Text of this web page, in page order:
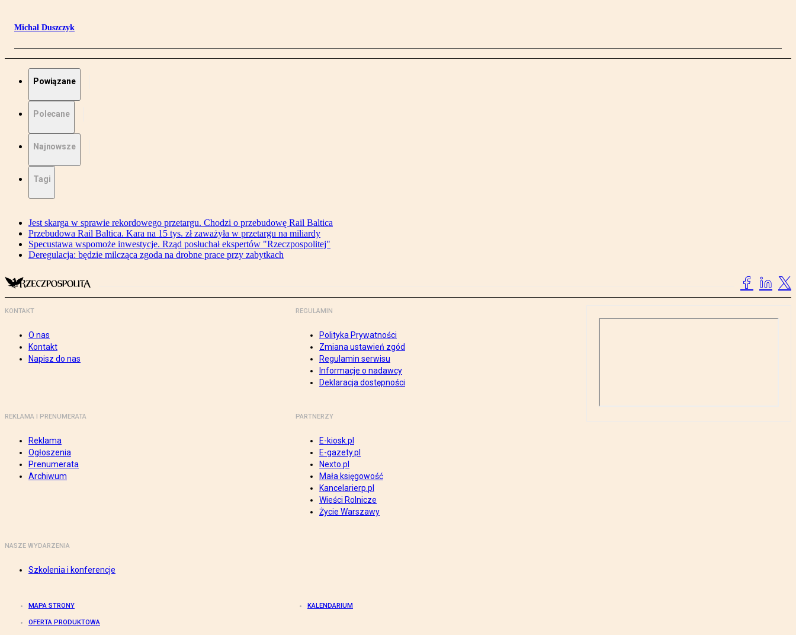
Michał Duszczyk
Powiązane
Polecane
Najnowsze
Tagi
Jest skarga w sprawie rekordowego przetargu. Chodzi o przebudowę Rail Baltica
Przebudowa Rail Baltica. Kara na 15 tys. zł zaważyła w przetargu na miliardy
Specustawa wspomoże inwestycje. Rząd posłuchał ekspertów "Rzeczpospolitej"
Deregulacja: będzie milcząca zgoda na drobne prace przy zabytkach
KONTAKT
O nas
Kontakt
Napisz do nas
REGULAMIN
Polityka Prywatności
Zmiana ustawień zgód
Regulamin serwisu
Informacje o nadawcy
Deklaracja dostępności
REKLAMA I PRENUMERATA
Reklama
Ogłoszenia
Prenumerata
Archiwum
PARTNERZY
E-kiosk.pl
E-gazety.pl
Nexto.pl
Mała księgowość
Kancelarierp.pl
Wieści Rolnicze
Życie Warszawy
NASZE WYDARZENIA
Szkolenia i konferencje
MAPA STRONY KALENDARIUM
OFERTA PRODUKTOWA